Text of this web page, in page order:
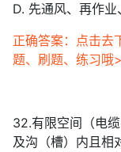
D. 先通风、再作业
正确答案：点击去
题、刷题、练习哦
32.有限空间（电
及沟（槽）内且相